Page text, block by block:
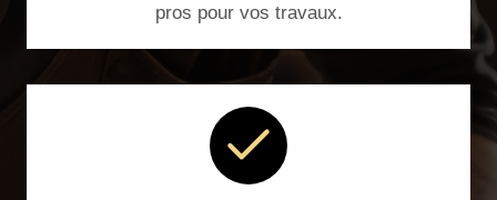
pros pour vos travaux.